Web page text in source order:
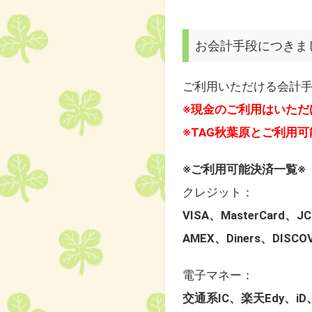
お会計手段につきま
ご利用いただける会計
※現金のご利用はいた
※TAG秋葉原とご利用
※ご利用可能決済一覧※
クレジット：
VISA、MasterCard、
AMEX、Diners、
電子マネー：
交通系IC、楽天Edy、iD